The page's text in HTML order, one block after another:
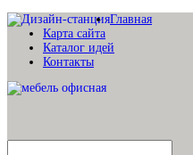
Главная
Карта сайта
Каталог идей
Контакты